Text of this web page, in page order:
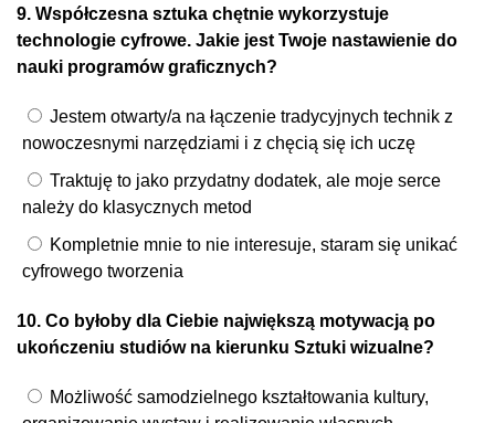
9. Współczesna sztuka chętnie wykorzystuje
technologie cyfrowe. Jakie jest Twoje nastawienie do
nauki programów graficznych?
Jestem otwarty/a na łączenie tradycyjnych technik z
nowoczesnymi narzędziami i z chęcią się ich uczę
Traktuję to jako przydatny dodatek, ale moje serce
należy do klasycznych metod
Kompletnie mnie to nie interesuje, staram się unikać
cyfrowego tworzenia
10. Co byłoby dla Ciebie największą motywacją po
ukończeniu studiów na kierunku Sztuki wizualne?
Możliwość samodzielnego kształtowania kultury,